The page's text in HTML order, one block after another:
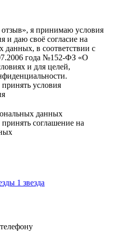
я принимаю условия
и даю своё согласие на
данных, в соответствии с
года №152-ФЗ «О
и для целей,
условия
данных
соглашение на
1 звезда